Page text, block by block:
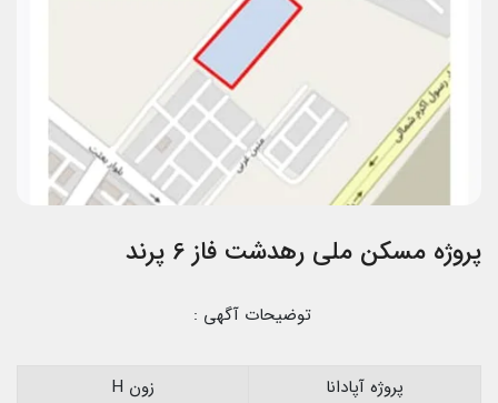
پروژه مسکن ملی رهدشت فاز 6 پرند
توضیحات آگهی :
پروژه آپادانا
زون H